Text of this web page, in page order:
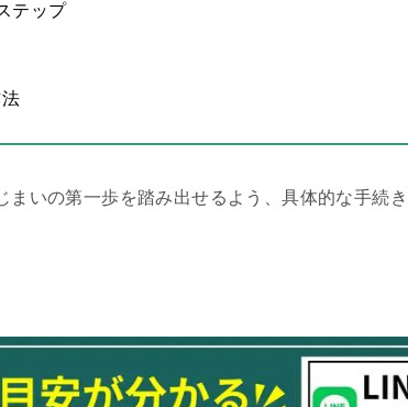
テップ
まいの第一歩を踏み出せるよう、具体的な手続